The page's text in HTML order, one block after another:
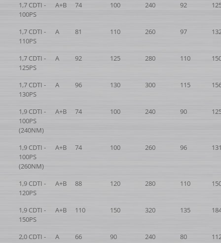
1,7 CDTI -
100PS
A+B 74 100 240 92
1,7 CDTI -
110PS
A 81 110 260 97
1,7 CDTI -
125PS
A 92 125 280 110
1,7 CDTI -
130PS
A 96 130 300 115
1,9 CDTI -
100PS
(240NM)
A+B 74 100 240 90
1,9 CDTI -
100PS
(260NM)
A+B 74 100 260 96
1,9 CDTI -
120PS
A+B 88 120 280 110
1,9 CDTI -
150PS
A+B 110 150 320 135
2,0 CDTI -
A 66 90 240 80